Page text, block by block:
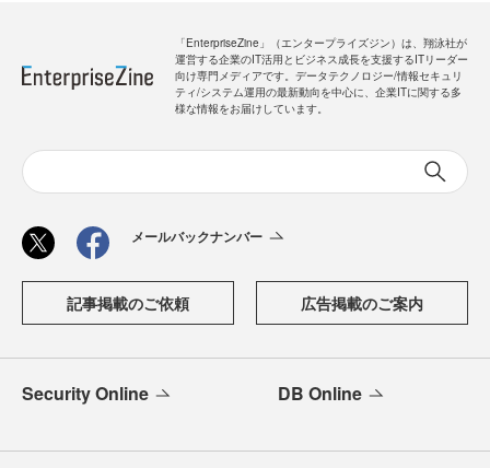
「EnterpriseZine」（エンタープライズジン）は、翔泳社が
運営する企業のIT活用とビジネス成長を支援するITリーダー
向け専門メディアです。データテクノロジー/情報セキュリ
ティ/システム運用の最新動向を中心に、企業ITに関する多
様な情報をお届けしています。
メールバックナンバー
記事掲載のご依頼 広告掲載のご案内
Security Online DB Online